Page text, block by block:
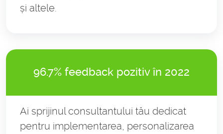
și altele.
96.7% feedback pozitiv în 2022
Ai sprijinul consultantului tău dedicat
pentru implementarea, personalizarea